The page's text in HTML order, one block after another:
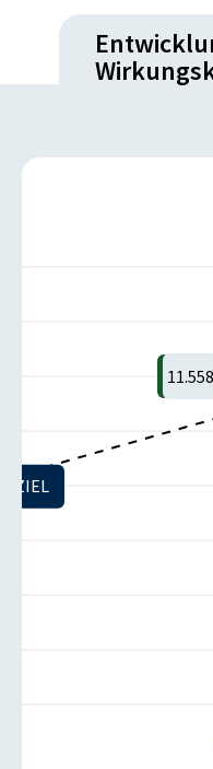
ZIEL
11.558